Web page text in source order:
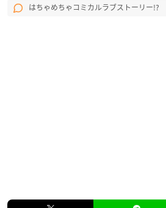
はちゃめちゃコミカルラブストーリー!?